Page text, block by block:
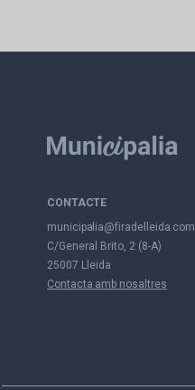
CONTACTE
municipalia@firadelleida.com
C/General Brito, 2 (8-A)
25007 Lleida
Contacta amb nosaltres